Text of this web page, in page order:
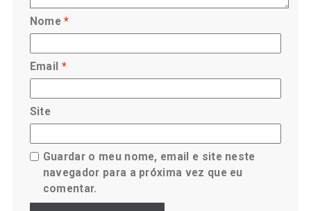
Nome*
Email *
Site
Guardar o meu nome, email e site neste
navegador para a próxima vez que eu
comentar.